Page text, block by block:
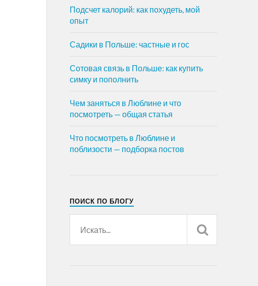
Подсчет калорий: как похудеть, мой
опыт
Садики в Польше: частные и гос
Сотовая связь в Польше: как купить
симку и пополнить
Чем заняться в Люблине и что
посмотреть — общая статья
Что посмотреть в Люблине и
поблизости — подборка постов
ПОИСК ПО БЛОГУ